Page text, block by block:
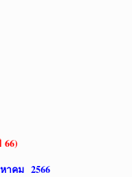
าคม 2566